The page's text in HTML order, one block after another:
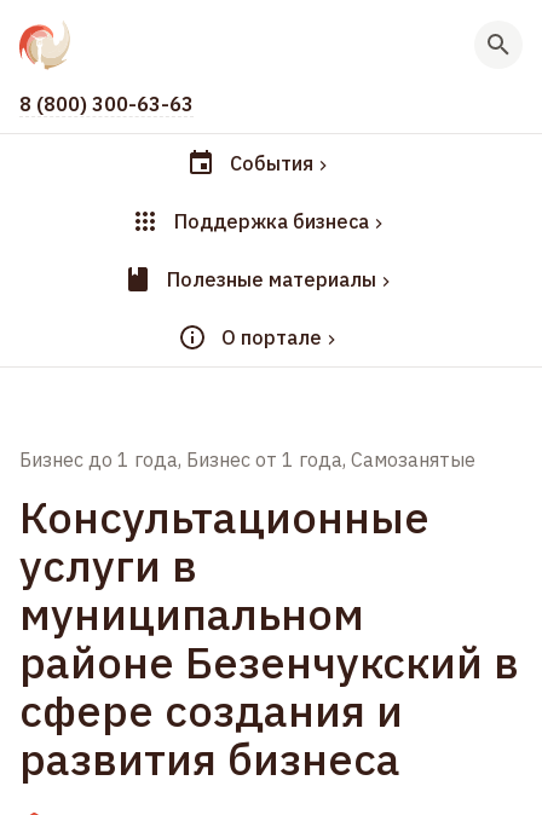
8 (800) 300-63-63
События
Поддержка бизнеса
Полезные материалы
О портале
Бизнес до 1 года, Бизнес от 1 года, Самозанятые
Консультационные
услуги в
муниципальном
районе Безенчукский в
сфере создания и
развития бизнеса